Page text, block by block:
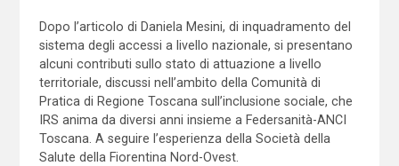
Dopo l’articolo di Daniela Mesini, di inquadramento del
sistema degli accessi a livello nazionale, si presentano
alcuni contributi sullo stato di attuazione a livello
territoriale, discussi nell’ambito della Comunità di
Pratica di Regione Toscana sull’inclusione sociale, che
IRS anima da diversi anni insieme a Federsanità-ANCI
Toscana. A seguire l’esperienza della Società della
Salute della Fiorentina Nord-Ovest.